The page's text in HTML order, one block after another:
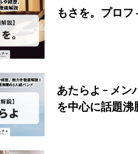
もさを。プロ
あたらよ – メ
を中心に話題